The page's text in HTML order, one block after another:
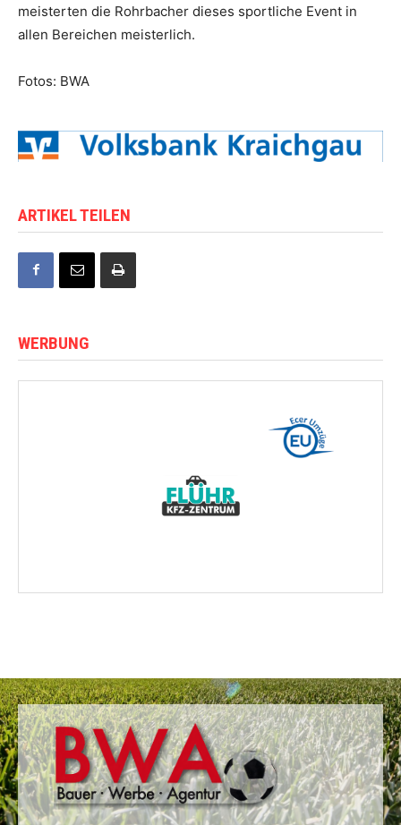
meisterten die Rohrbacher dieses sportliche Event in
allen Bereichen meisterlich.
Fotos: BWA
ARTIKEL TEILEN
WERBUNG